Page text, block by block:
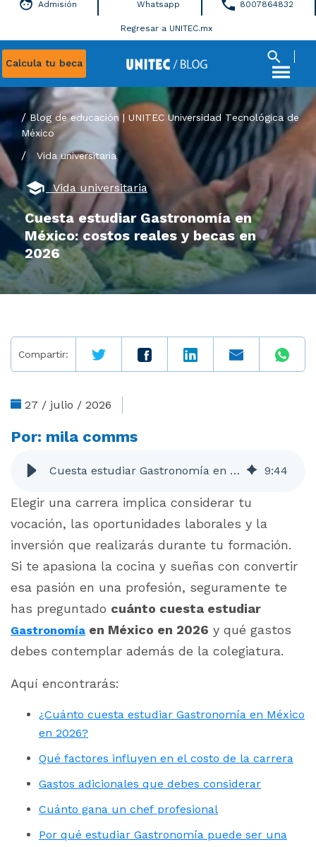
Calcula tu beca
Admisión Whatsapp 8007864832
Regresar a UNITEC.mx
Blog de educación | UNITEC Universidad Tecnológica de
México
/ Vida universitaria
Vida universitaria
Cuesta estudiar Gastronomía en
México: costos reales y becas en
2026
Compartir:
27 / julio / 2026
Por: mila comms
Cuesta estudiar Gastronomía en México: costos reales y becas en 2026 9:44
Elegir una carrera implica considerar tu
vocación, las oportunidades laborales y la
inversión que realizarás durante tu formación.
Si te apasiona la cocina y sueñas con convertir
esa pasión en una profesión, seguramente te
has preguntado cuánto cuesta estudiar
Gastronomía en México en 2026 y qué gastos
debes contemplar además de la colegiatura.
Aquí encontrarás:
¿Cuánto cuesta estudiar Gastronomía en México
en 2026?
Qué factores influyen en el costo de la carrera
Gastos adicionales que debes considerar
Cuánto gana un chef profesional
Por qué estudiar Gastronomía puede ser una